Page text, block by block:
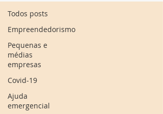
Todos posts
Empreendedorismo
Pequenas e
médias
empresas
Covid-19
Ajuda
emergencial